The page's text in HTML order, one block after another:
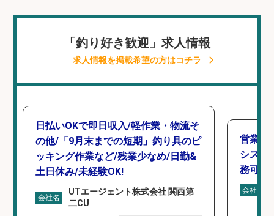
「釣り好き歓迎」求人情報
求人情報を掲載希望の方はコチラ
日払いOKで即日収入/軽作業・物流そ
の他/「9月末までの短期」釣り具のピ
ッキング作業など/残業少なめ/日勤&
土日休み/未経験OK!
会社名
UTエージェント株式会社 関西第
二CU
営業事
シスタ
務可/
会社名